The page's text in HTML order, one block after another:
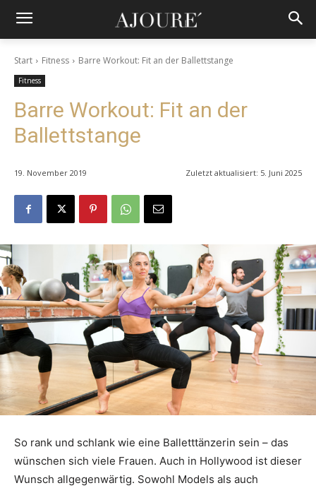
Start Fitness Barre Workout: Fit an der Ballettstange
Fitness
Barre Workout: Fit an der
Ballettstange
19. November 2019 Zuletzt aktualisiert: 5. Juni 2025
So rank und schlank wie eine Balletttänzerin sein – das
wünschen sich viele Frauen. Auch in Hollywood ist dieser
Wunsch allgegenwärtig. Sowohl Models als auch